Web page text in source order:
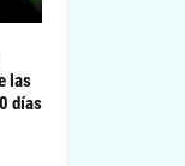
las
días